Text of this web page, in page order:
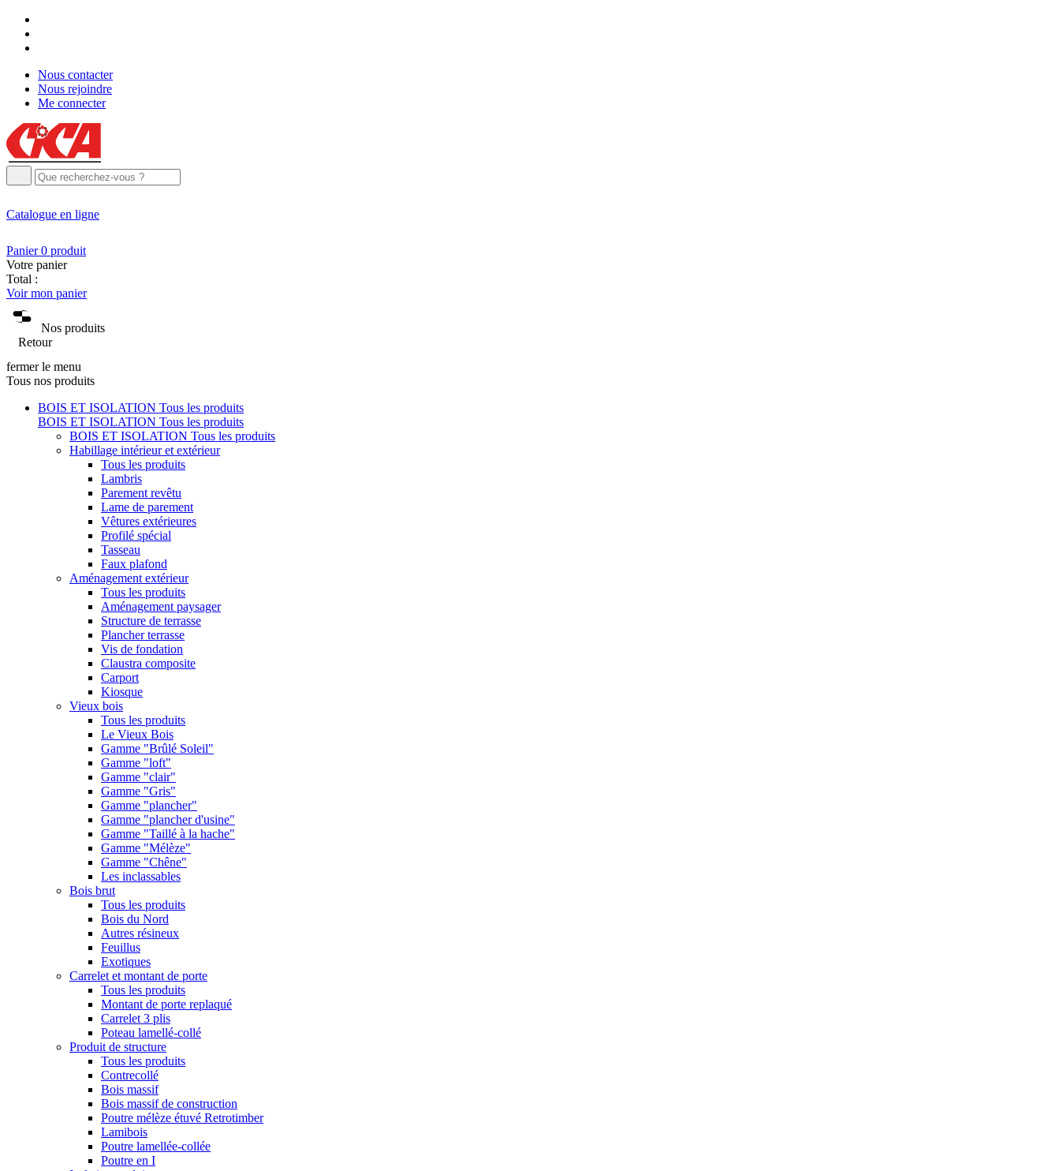
Nous contacter
Nous rejoindre
Me connecter
Catalogue en ligne
Panier 0 produit
Votre panier
Total :
Voir mon panier
Nos produits
Retour
fermer le menu
Tous nos produits
BOIS ET ISOLATION Tous les produits
BOIS ET ISOLATION Tous les produits
BOIS ET ISOLATION Tous les produits
Habillage intérieur et extérieur
Tous les produits
Lambris
Parement revêtu
Lame de parement
Vêtures extérieures
Profilé spécial
Tasseau
Faux plafond
Aménagement extérieur
Tous les produits
Aménagement paysager
Structure de terrasse
Plancher terrasse
Vis de fondation
Claustra composite
Carport
Kiosque
Vieux bois
Tous les produits
Le Vieux Bois
Gamme "Brûlé Soleil"
Gamme "loft"
Gamme "clair"
Gamme "Gris"
Gamme "plancher"
Gamme "plancher d'usine"
Gamme "Taillé à la hache"
Gamme "Mélèze"
Gamme "Chêne"
Les inclassables
Bois brut
Tous les produits
Bois du Nord
Autres résineux
Feuillus
Exotiques
Carrelet et montant de porte
Tous les produits
Montant de porte replaqué
Carrelet 3 plis
Poteau lamellé-collé
Produit de structure
Tous les produits
Contrecollé
Bois massif
Bois massif de construction
Poutre mélèze étuvé Retrotimber
Lamibois
Poutre lamellée-collée
Poutre en I